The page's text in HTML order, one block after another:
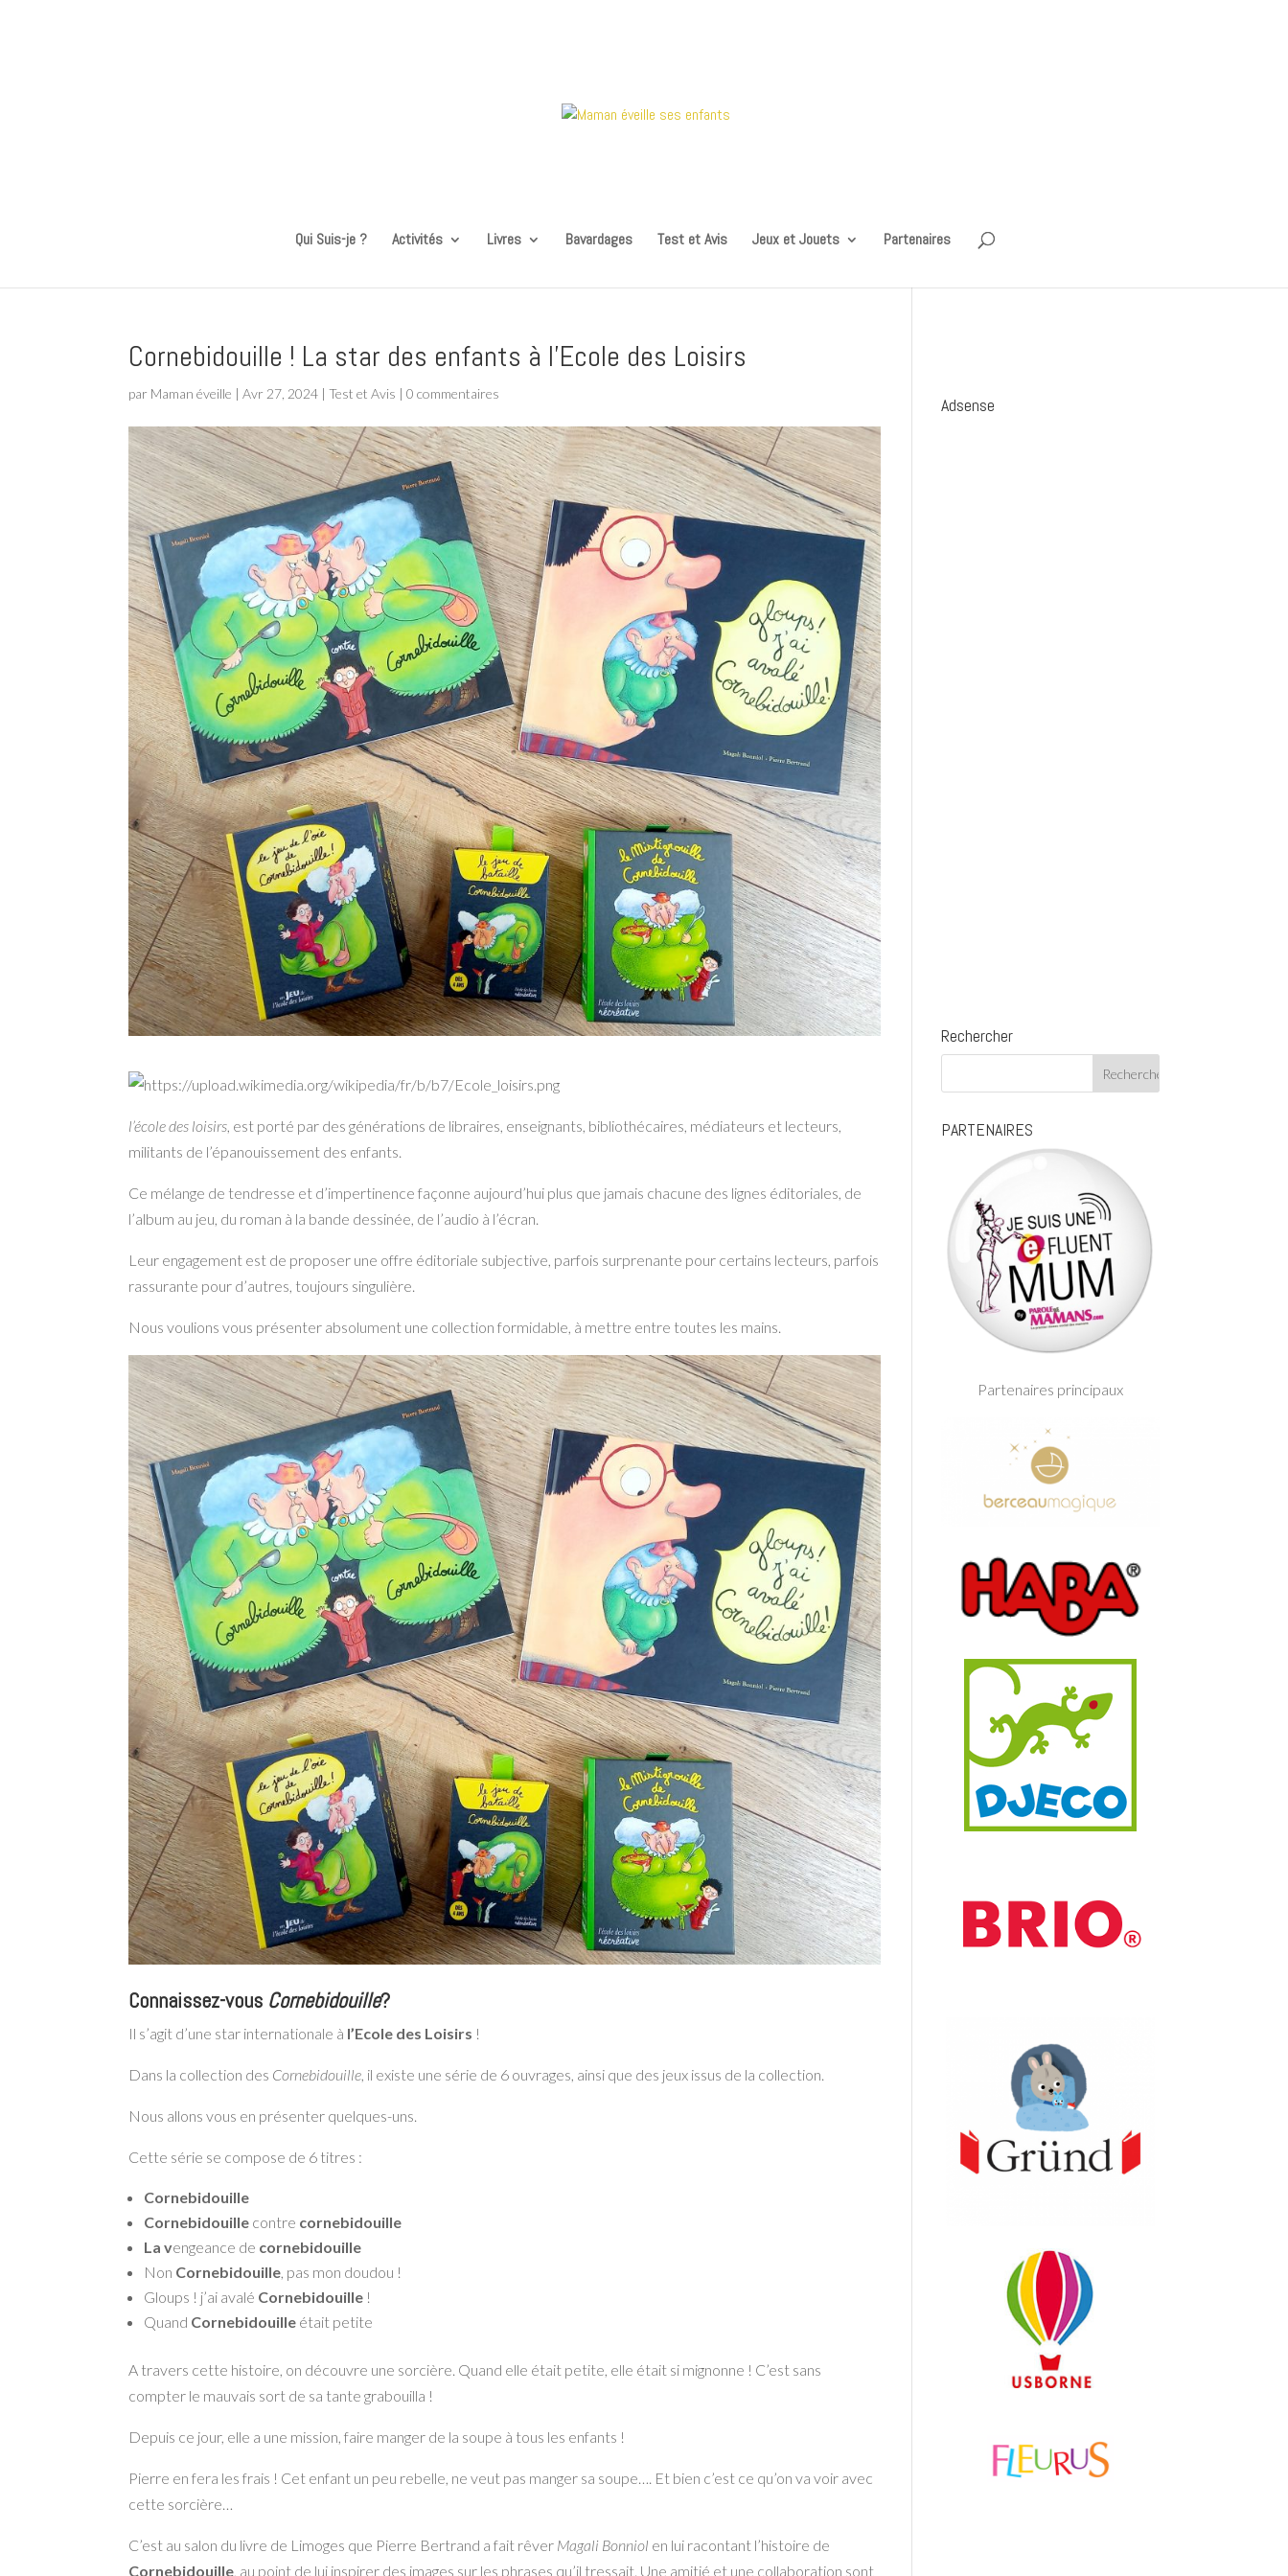
Qui Suis-je ? Activités Livres Bavardages Test et Avis Jeux et Jouets Partenaires
Cornebidouille ! La star des enfants à l’Ecole des Loisirs
par Maman éveille |Avr 27, 2024 |Test et Avis |0 commentaires
l’école des loisirs, est porté par des générations de libraires, enseignants, bibliothécaires, médiateurs et lecteurs,
militants de l’épanouissement des enfants.
Ce mélange de tendresse et d’impertinence façonne aujourd’hui plus que jamais chacune des lignes éditoriales, de
l’album au jeu, du roman à la bande dessinée, de l’audio à l’écran.
Leur engagement est de proposer une offre éditoriale subjective, parfois surprenante pour certains lecteurs, parfois
rassurante pour d’autres, toujours singulière.
Nous voulions vous présenter absolument une collection formidable, à mettre entre toutes les mains.
Connaissez-vous Cornebidouille?
Il s’agit d’une star internationale à l’Ecole des Loisirs !
Dans la collection des Cornebidouille, il existe une série de 6 ouvrages, ainsi que des jeux issus de la collection.
Nous allons vous en présenter quelques-uns.
Cette série se compose de 6 titres :
Cornebidouille
Cornebidouille contre cornebidouille
La vengeance de cornebidouille
Non Cornebidouille, pas mon doudou !
Gloups ! j’ai avalé Cornebidouille !
Quand Cornebidouille était petite
A travers cette histoire, on découvre une sorcière. Quand elle était petite, elle était si mignonne ! C’est sans
compter le mauvais sort de sa tante grabouilla !
Depuis ce jour, elle a une mission, faire manger de la soupe à tous les enfants !
Pierre en fera les frais ! Cet enfant un peu rebelle, ne veut pas manger sa soupe…. Et bien c’est ce qu’on va voir avec
cette sorcière…
C’est au salon du livre de Limoges que Pierre Bertrand a fait rêver Magali Bonniol en lui racontant l’histoire de
Cornebidouille, au point de lui inspirer des images sur les phrases qu’il tressait. Une amitié et une collaboration sont
Adsense
Rechercher
PARTENAIRES
Partenaires principaux